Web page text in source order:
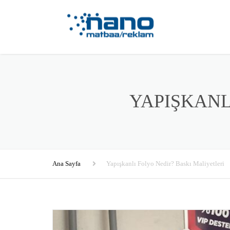
Ana Sayfa Yapışkanlı Folyo Nedir? Baskı Maliyetleri